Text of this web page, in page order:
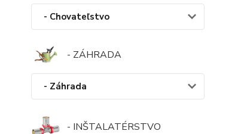
- Chovateľstvo
- ZÁHRADA
- Záhrada
- INŠTALATÉRSTVO